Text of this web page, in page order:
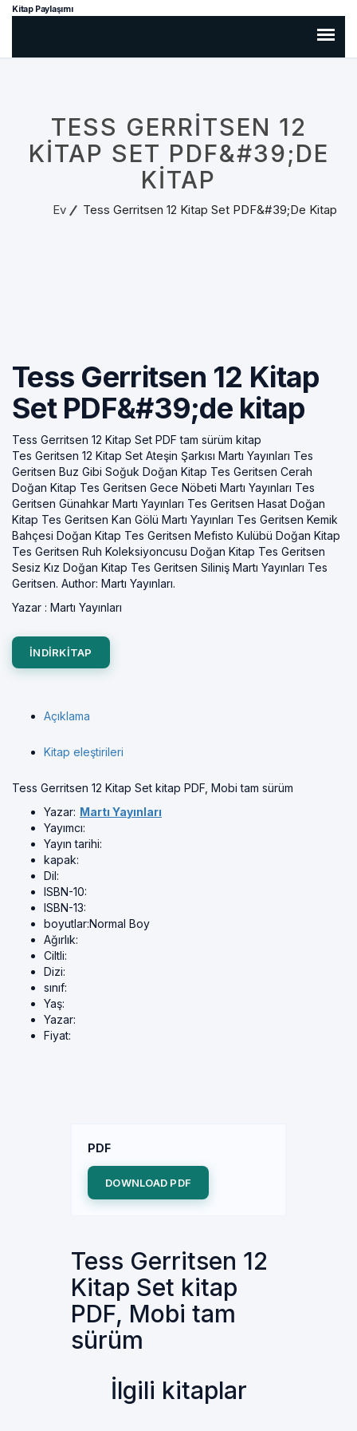
Kitap Paylaşımı
TESS GERRITSEN 12
KITAP SET PDF&#39;DE
KITAP
Ev Tess Gerritsen 12 Kitap Set PDF&#39;de Kitap
Tess Gerritsen 12 Kitap
Set PDF&#39;de kitap
Tess Gerritsen 12 Kitap Set PDF tam sürüm kitap
Tes Geritsen 12 Kitap Set Ateşin Şarkısı Martı Yayınları Tes
Geritsen Buz Gibi Soğuk Doğan Kitap Tes Geritsen Cerah
Doğan Kitap Tes Geritsen Gece Nöbeti Martı Yayınları Tes
Geritsen Günahkar Martı Yayınları Tes Geritsen Hasat Doğan
Kitap Tes Geritsen Kan Gölü Martı Yayınları Tes Geritsen Kemik
Bahçesi Doğan Kitap Tes Geritsen Mefisto Kulübü Doğan Kitap
Tes Geritsen Ruh Koleksiyoncusu Doğan Kitap Tes Geritsen
Sesiz Kız Doğan Kitap Tes Geritsen Siliniş Martı Yayınları Tes
Geritsen. Author: Martı Yayınları.
Yazar : Martı Yayınları
INDIRKITAP
Açıklama
Kitap eleştirileri
Tess Gerritsen 12 Kitap Set kitap PDF, Mobi tam sürüm
Yazar: Martı Yayınları
Yayımcı:
Yayın tarihi:
kapak:
Dil:
ISBN-10:
ISBN-13:
boyutlar:Normal Boy
Ağırlık:
Ciltli:
Dizi:
sınıf:
Yaş:
Yazar:
Fiyat:
PDF
DOWNLOAD PDF
Tess Gerritsen 12
Kitap Set kitap
PDF, Mobi tam
sürüm
İlgili kitaplar